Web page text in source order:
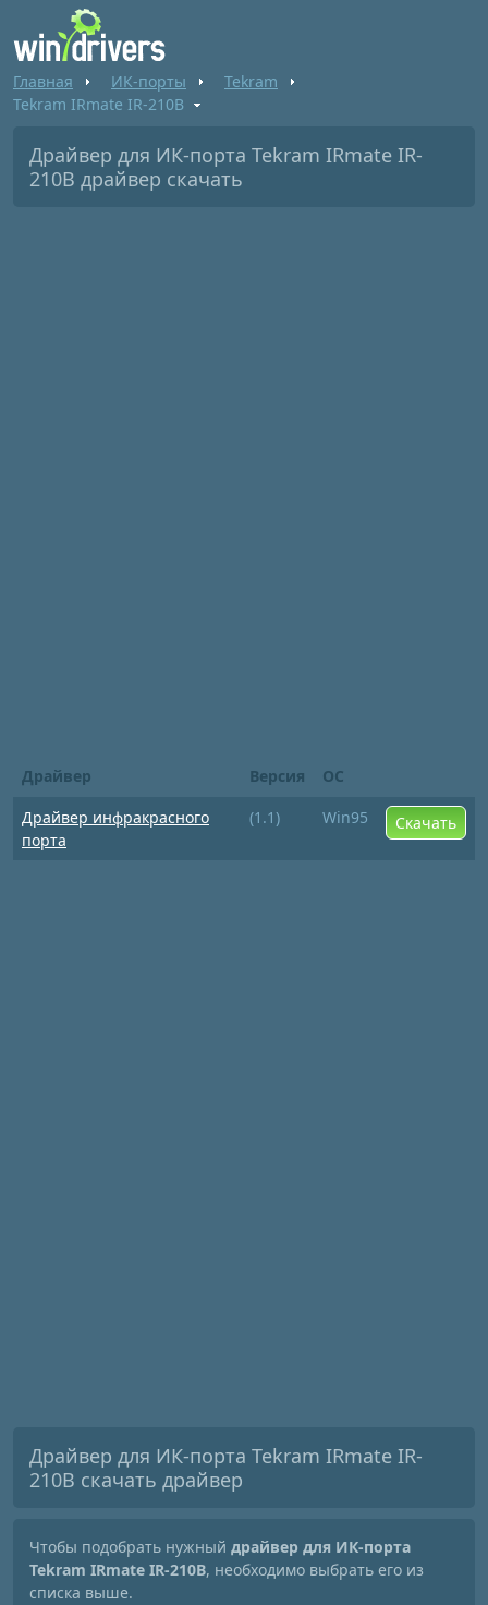
Главная ИК-порты
Tekram
Tekram IRmate IR-210B
Драйвер для ИК-порта Tekram IRmate IR-
210B драйвер скачать
Драйвер Версия
ОС
Драйвер инфракрасного
порта
(1.1) Win95 Скачать
Драйвер для ИК-порта Tekram IRmate IR-
210B скачать драйвер
Чтобы подобрать нужный драйвер для ИК-порта
Tekram IRmate IR-210B, необходимо выбрать его из
списка выше.